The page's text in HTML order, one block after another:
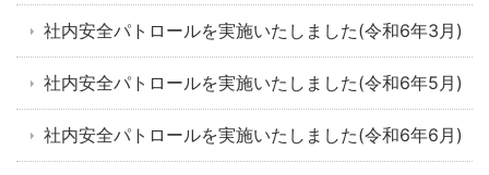
社内安全パトロールを実施いたしました(令和6年3月)
社内安全パトロールを実施いたしました(令和6年5月)
社内安全パトロールを実施いたしました(令和6年6月)